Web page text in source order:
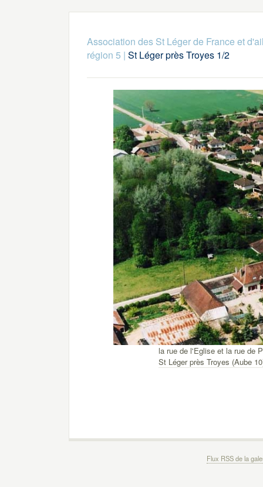
Association des St Léger de France et
région 5 | St Léger près Troyes 1/2
la rue de l'Eglise et la rue de
St Léger près Troyes (Aube
Flux RSS de la